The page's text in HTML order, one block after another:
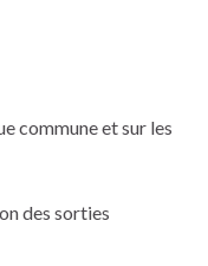
commune et sur les
des sorties